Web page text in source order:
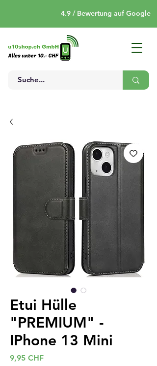
4.9 / Bewertung auf Google
Etui Hülle
"PREMIUM" -
IPhone 13 Mini
9,95 CHFPreis